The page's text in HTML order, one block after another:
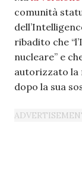
comunità
ribadito che
nucleare” e
autorizzato la
dopo la sua